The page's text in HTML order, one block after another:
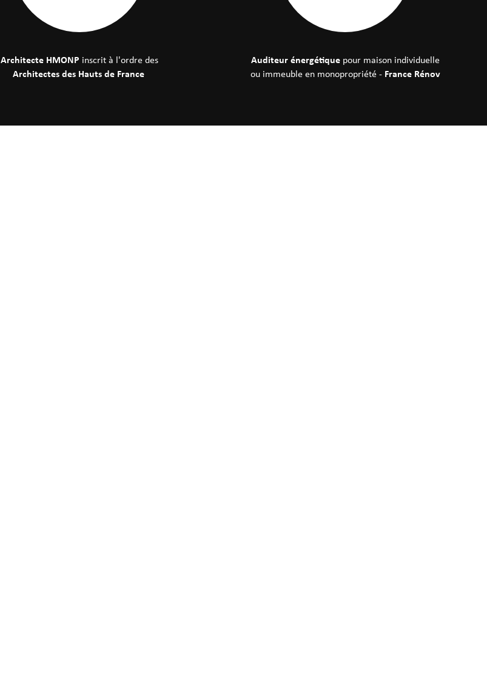
Architecte HMONP inscrit à l'ordre des
Architectes des Hauts de France
Auditeur énergétique pour maison individuelle
ou immeuble en monopropriété - France Rénov